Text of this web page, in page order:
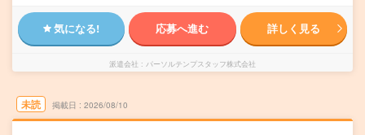
気になる! 応募へ進む 詳しく見る
派遣会社 パーソルテンプスタッフ株式会社
未読 掲載日 2026/08/10